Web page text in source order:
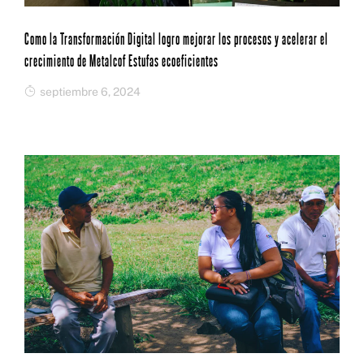
Como la Transformación Digital logro mejorar los procesos y acelerar el
crecimiento de Metalcof Estufas ecoeficientes
septiembre 6, 2024